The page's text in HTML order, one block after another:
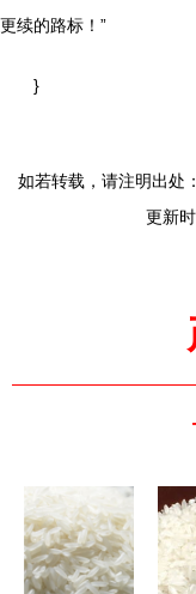
更续的路标！”
}
如若转载，请注明出处
更新